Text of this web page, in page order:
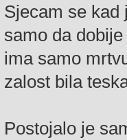
Sjecam se kad
samo da
ima samo
zalost bila
Postojalo je